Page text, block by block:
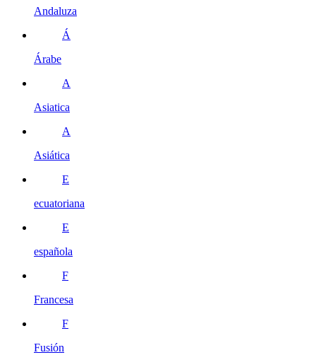
Andaluza
Á
Árabe
A
Asiatica
A
Asiática
E
ecuatoriana
E
española
F
Francesa
F
Fusión